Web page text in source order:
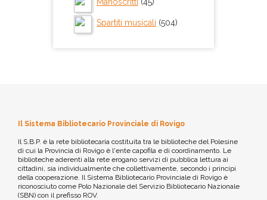
Spartiti musicali (504)
Il Sistema Bibliotecario Provinciale di Rovigo
Il S.B.P. è la rete bibliotecaria costituita tra le biblioteche del Polesine
di cui la Provincia di Rovigo è l'ente capofila e di coordinamento. Le
biblioteche aderenti alla rete erogano servizi di pubblica lettura ai
cittadini, sia individualmente che collettivamente, secondo i principi
della cooperazione. Il Sistema Bibliotecario Provinciale di Rovigo è
riconosciuto come Polo Nazionale del Servizio Bibliotecario Nazionale
(SBN) con il prefisso ROV.